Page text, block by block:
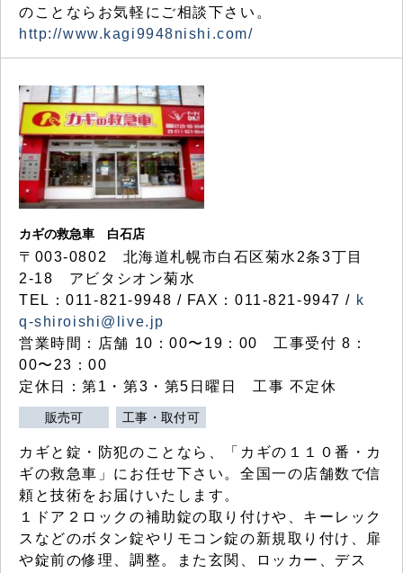
のことならお気軽にご相談下さい。
http://www.kagi9948nishi.com/
カギの救急車 白石店
〒003-0802 北海道札幌市白石区菊水2条3丁目
2-18 アビタシオン菊水
TEL：011-821-9948 / FAX：011-821-9947 / k
q-shiroishi@live.jp
営業時間：店舗 10：00〜19：00 工事受付 8：
00〜23：00
定休日：第1・第3・第5日曜日 工事 不定休
販売可 工事・取付可
カギと錠・防犯のことなら、「カギの１１０番・カ
ギの救急車」にお任せ下さい。全国一の店舗数で信
頼と技術をお届けいたします。
１ドア２ロックの補助錠の取り付けや、キーレック
スなどのボタン錠やリモコン錠の新規取り付け、扉
や錠前の修理、調整。また玄関、ロッカー、デス